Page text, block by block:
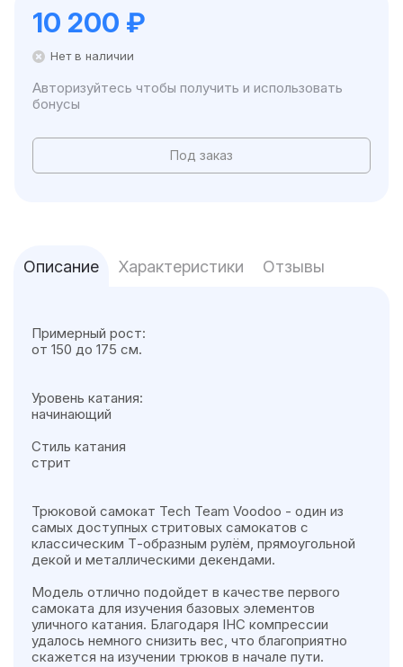
10 200 ₽
Нет в наличии
Авторизуйтесь чтобы получить и использовать
бонусы
Под заказ
Описание Характеристики Отзывы
Примерный рост:
от 150 до 175 см.
Уровень катания:
начинающий
Стиль катания
стрит
Трюковой самокат Tech Team Voodoo - один из
самых доступных стритовых самокатов с
классическим Т-образным рулём, прямоугольной
декой и металлическими декендами.
Модель отлично подойдет в качестве первого
самоката для изучения базовых элементов
уличного катания. Благодаря IHC компрессии
удалось немного снизить вес, что благоприятно
скажется на изучении трюков в начале пути.